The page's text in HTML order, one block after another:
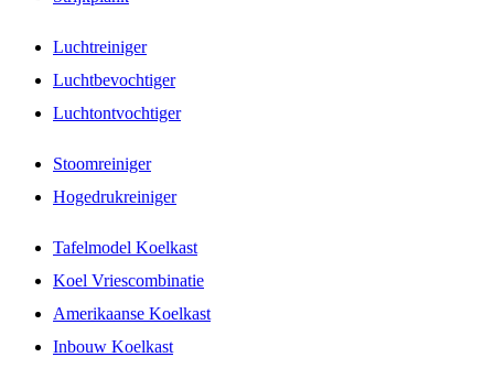
Luchtreiniger
Luchtbevochtiger
Luchtontvochtiger
Stoomreiniger
Hogedrukreiniger
Tafelmodel Koelkast
Koel Vriescombinatie
Amerikaanse Koelkast
Inbouw Koelkast